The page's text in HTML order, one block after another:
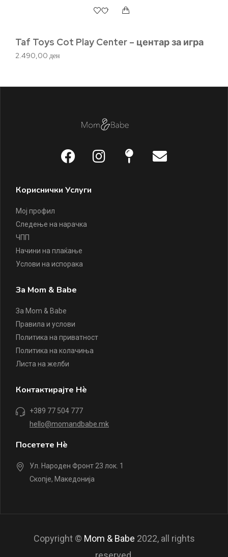
Taf Toys Cot Play Center – центар за игра
2.490,00 ден
Кориснички Услуги
Мој профил
Следење на нарачка
ЧПП
Начини на плаќање
Услови на испорака
За Mom & Babe
За Mom & Babe
Правила и услови
Политика на приватност
Политика на колачиња
Листа на желби
Контактирајте Нè
+389 77 504 777
hello@momandbabe.mk
Посетете Нè
Ул. Народен Фронт 23 лок. 1
Скопје, Македонија
Copyright © Mom & Babe 2022, all rights